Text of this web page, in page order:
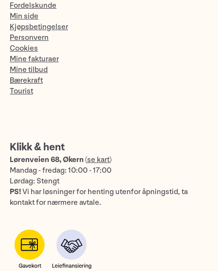
Fordelskunde
Min side
Kjøpsbetingelser
Personvern
Cookies
Mine fakturaer
Mine tilbud
Bærekraft
Tourist
Klikk & hent
Lørenveien 68, Økern (se kart)
Mandag - fredag: 10:00 - 17:00
Lørdag: Stengt
PS!Vi har løsninger for henting utenfor åpningstid, ta
kontakt for nærmere avtale.